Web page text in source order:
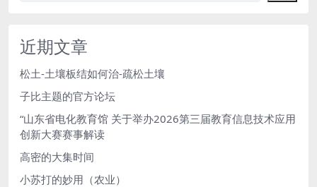
近期文章
松土-土壤板结如何治-疏松土壤
子比主题的官方论坛
“山东省电化教育馆 关于举办2026第三届教育信息技术应用
创新大赛赛事解读
高密的大集时间
小苏打的妙用（农业）